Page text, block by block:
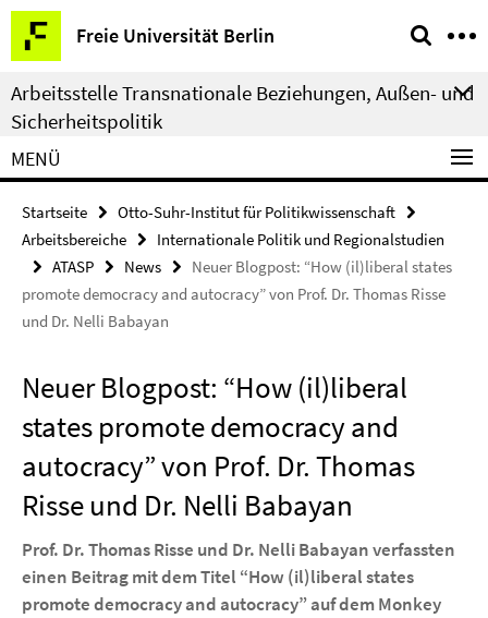
Springe
direkt
zu
Inhalt
Freie Universität Berlin
Service-
Navigation
Arbeitsstelle Transnationale Beziehungen, Außen- und
Sicherheitspolitik
MENÜ
Startseite
Otto-Suhr-Institut für Politikwissenschaft
Arbeitsbereiche
Internationale Politik und Regionalstudien
ATASP
News
Neuer Blogpost: “How (il)liberal states
promote democracy and autocracy” von Prof. Dr. Thomas Risse
und Dr. Nelli Babayan
Neuer Blogpost: “How (il)liberal
states promote democracy and
autocracy” von Prof. Dr. Thomas
Risse und Dr. Nelli Babayan
Prof. Dr. Thomas Risse und Dr. Nelli Babayan verfassten
einen Beitrag mit dem Titel “How (il)liberal states
promote democracy and autocracy”auf dem Monkey